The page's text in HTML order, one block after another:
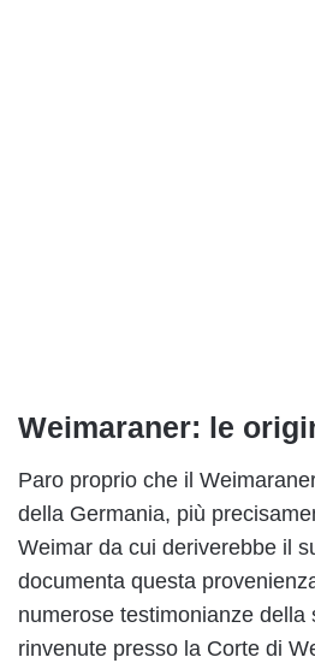
Weimaraner: le
Paro proprio che il
della Germania, più
Weimar da cui deriverebbe il
documenta questa
numerose testimonianze della
rinvenute presso la Corte di